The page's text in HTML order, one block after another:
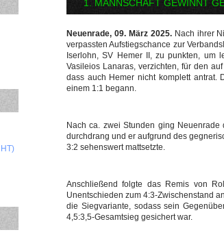
1. MANNSCHAFT GEWINNT
Neuenrade, 09. März 2025.Nach ihrer
verpassten Aufstiegschance zur
Iserlohn, SV Hemer II, zu punkten, um
Vasileios Lanaras, verzichten, für den
dass auch Hemer nicht komplett antrat.
einem 1:1 begann.
Nach ca. zwei Stunden ging
durchdrang und er aufgrund des
3:2 sehenswert mattsetzte.
Anschließend folgte das Remis von
Unentschieden zum 4:3-Zwischenstand
die Siegvariante, sodass sein
4,5:3,5-Gesamtsieg gesichert war.